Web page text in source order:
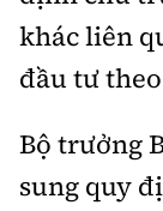
khác liên
đầu tư
Bộ trưởng
sung quy